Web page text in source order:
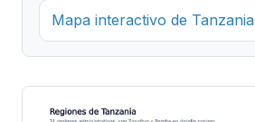
Mapa interactivo de Tanzania